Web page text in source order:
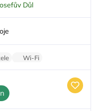
Důl
Wi-Fi